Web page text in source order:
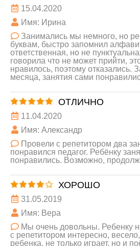
15.04.2020
Имя: Ирина
Занимались мы немного, но
буквам, быстро запомнил
ответственная, но не
говорила что не может прийти,
нравилось, поэтому отказались.
месяца, занятия сами
ОТЛИЧНО
11.04.2020
Имя: Александр
Провели с репетитором два
понравился педагог. Ребёнку
понравились. Возможно,
ХОРОШО
31.05.2019
Имя: Вера
Мы очень довольны. Ребенку
с репетитором интересно,
ребенка, не только играет, но и